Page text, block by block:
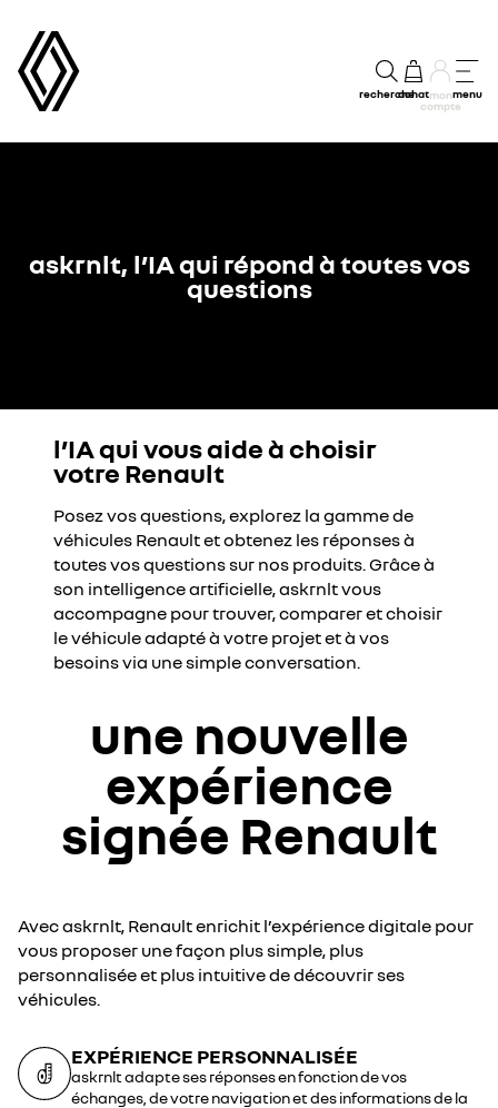
rechercheachatmon
compte
menu
askrnlt, l’IA qui répond à toutes vos
questions​
YouTube utilise des traceurs lors de la visualisation de
vidéos hébergées sur son site, afin de personnaliser les
les cookies sociaux sur notre site. Vous pouvez revenir sur
votre choix à tout moment. Plus d'informations sur la
Politique de cookie YouTube :
https://www.google.fr/intl/fr/policies/privacy
je refuse
j'accepte
l’IA qui vous aide à choisir
votre Renault
Posez vos questions, explorez la gamme de
véhicules Renault et obtenez les réponses à
toutes vos questions sur nos produits. Grâce à
son intelligence artificielle, askrnlt vous
accompagne pour trouver, comparer et choisir
le véhicule adapté à votre projet et à vos
besoins via une simple conversation.
une nouvelle
expérience
signée Renault
Avec askrnlt, Renault enrichit l’expérience digitale pour
vous proposer une façon plus simple, plus
personnalisée et plus intuitive de découvrir ses
véhicules.
EXPÉRIENCE PERSONNALISÉE
askrnlt adapte ses réponses en fonction de vos
échanges, de votre navigation et des informations de la